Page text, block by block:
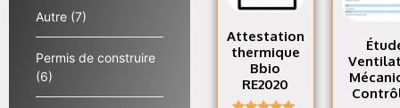
Autre (7)
Permis de construire
(6)
Attestation
thermique
Bbio
RE2020